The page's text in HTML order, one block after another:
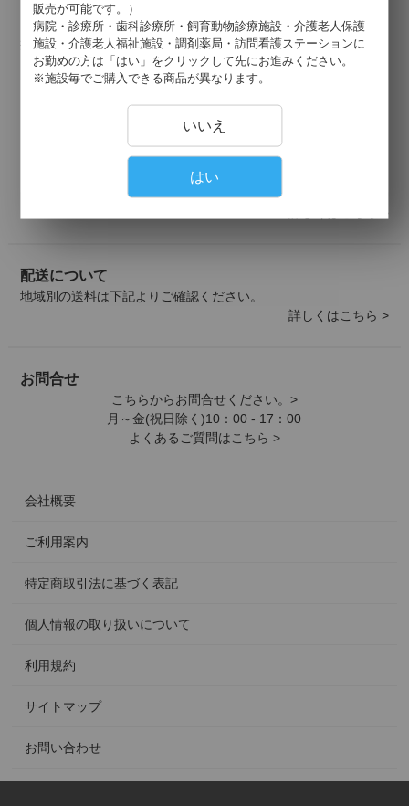
お支払いについて
掛け払い・クレジットカード・代引きがご利用いただけます。
以下のクレジットカードがご利用可能です。
詳しくはこちら >
配送について
地域別の送料は下記よりご確認ください。
詳しくはこちら >
お問合せ
こちらからお問合せください。>
月～金(祝日除く)10：00 - 17：00
よくあるご質問はこちら >
会社概要
ご利用案内
特定商取引法に基づく表記
個人情報の取り扱いについて
利用規約
サイトマップ
お問い合わせ
販売が可能です。）
病院・診療所・歯科診療所・飼育動物診療施設・介護老人保護
施設・介護老人福祉施設・調剤薬局・訪問看護ステーションに
お勤めの方は「はい」をクリックして先にお進みください。
※施設毎でご購入できる商品が異なります。
いいえ
はい